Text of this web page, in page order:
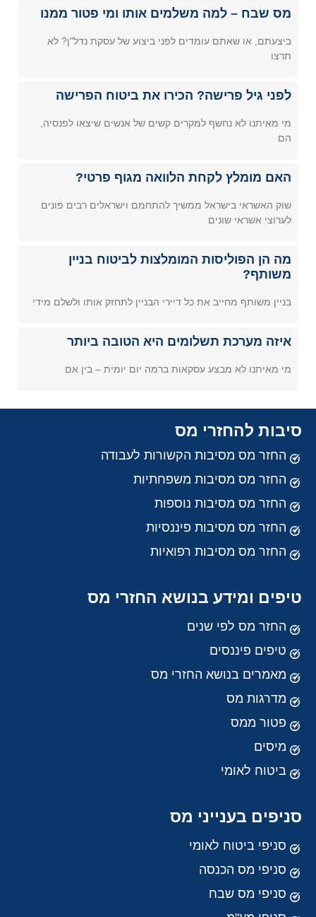
מס שבח – למה משלמים אותו ומי פטור ממנו
ביצעתם, או שאתם עומדים לפני ביצוע של עסקת נדל"ן? לא
תרצו
לפני גיל פרישה? הכירו את ביטוח הפרישה
מי מאיתנו לא נחשף למקרים קשים של אנשים שיצאו לפנסיה,
הם
האם מומלץ לקחת הלוואה מגוף פרטי?
שוק האשראי בישראל ממשיך להתחמם וישראלים רבים פונים
לערוצי אשראי שונים
מה הן הפוליסות המומלצות לביטוח בניין
משותף?
בניין משותף מחייב את כל דיירי הבניין לתחזק אותו ולשלם מידי
איזה מערכת תשלומים היא הטובה ביותר
מי מאיתנו לא מבצע עסקאות ברמה יום יומית – בין אם
סיבות להחזרי מס
החזר מס מסיבות הקשורות לעבודה
החזר מס מסיבות משפחתיות
החזר מס מסיבות נוספות
החזר מס מסיבות פיננסיות
החזר מס מסיבות רפואיות
טיפים ומידע בנושא החזרי מס
החזר מס לפי שנים
טיפים פיננסים
מאמרים בנושא החזרי מס
מדרגות מס
פטור ממס
מיסים
ביטוח לאומי
סניפים בענייני מס
סניפי ביטוח לאומי
סניפי מס הכנסה
סניפי מס שבח